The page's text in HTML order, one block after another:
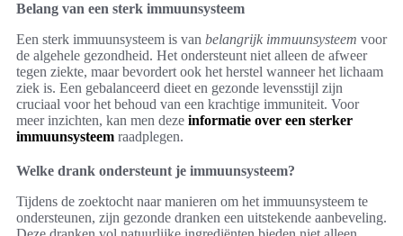
Belang van een sterk immuunsysteem
Een sterk immuunsysteem is van belangrijk immuunsysteem voor
de algehele gezondheid. Het ondersteunt niet alleen de afweer
tegen ziekte, maar bevordert ook het herstel wanneer het lichaam
ziek is. Een gebalanceerd dieet en gezonde levensstijl zijn
cruciaal voor het behoud van een krachtige immuniteit. Voor
meer inzichten, kan men deze informatie over een sterker
immuunsysteem raadplegen.
Welke drank ondersteunt je immuunsysteem?
Tijdens de zoektocht naar manieren om het immuunsysteem te
ondersteunen, zijn gezonde dranken een uitstekende aanbeveling.